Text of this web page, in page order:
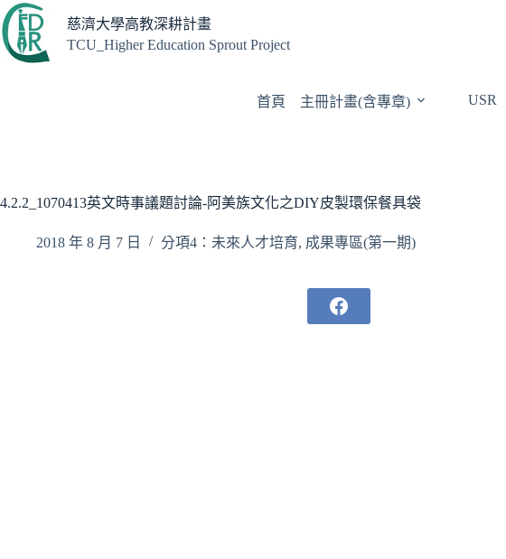
跳
至
主
慈濟大學高教深耕計畫
TCU_Higher Education Sprout Project
首頁 主冊計畫(含專章) USR
4.2.2_1070413英文時事議題討論-阿美族文化之DIY皮製環保餐具袋
2018 年 8 月 7 日 分項4：未來人才培育, 成果專區(第一期)